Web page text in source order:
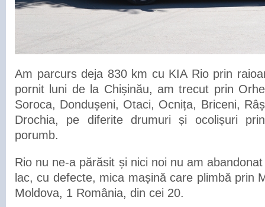
Am parcurs deja 830 km cu KIA Rio prin
pornit luni de la Chișinău, am trecut prin
Soroca, Dondușeni, Otaci, Ocnița, Briceni,
Drochia, pe diferite drumuri și ocolișuri
porumb.
Rio nu ne-a părăsit și nici noi nu am
lac, cu defecte, mica mașină care plimbă prin
Moldova, 1 România, din cei 20.